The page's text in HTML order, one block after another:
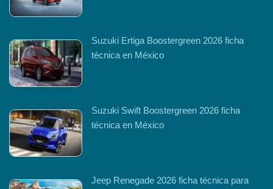
Suzuki Ertiga Boostergreen 2026 ficha
técnica en México
Suzuki Swift Boostergreen 2026 ficha
técnica en México
Jeep Renegade 2026 ficha técnica para